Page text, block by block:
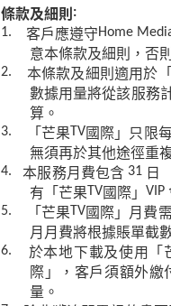
條款及細則:
1. 客戶應遵守Home
意本條款及細則，否
2. 本條款及細則適用於
數據用量將從該服務
算。
3. 「芒果 TV國際」只限
無須再於其他途徑重
4. 本服務月費包含 31 日
有「芒果 TV國際」 VIP
5. 「芒果 TV國際」月費
月月費將根據賬單截
6. 於本地下載及使用「
際」，客戶須額外
量。